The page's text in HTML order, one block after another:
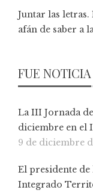
Juntar las
afán de saber a
FUE NOTICIA
La III Jornada
diciembre en el
9 de diciembre
El presidente
Integrado